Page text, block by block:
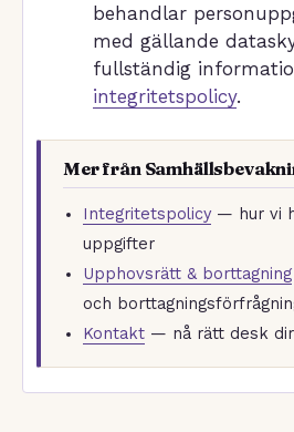
behandlar
med gällande
fullständig
integritetspolicy.
Mer från
Integritetspolicy— hur vi
uppgifter
Upphovsrätt & borttagning
och
Kontakt — nå rätt desk